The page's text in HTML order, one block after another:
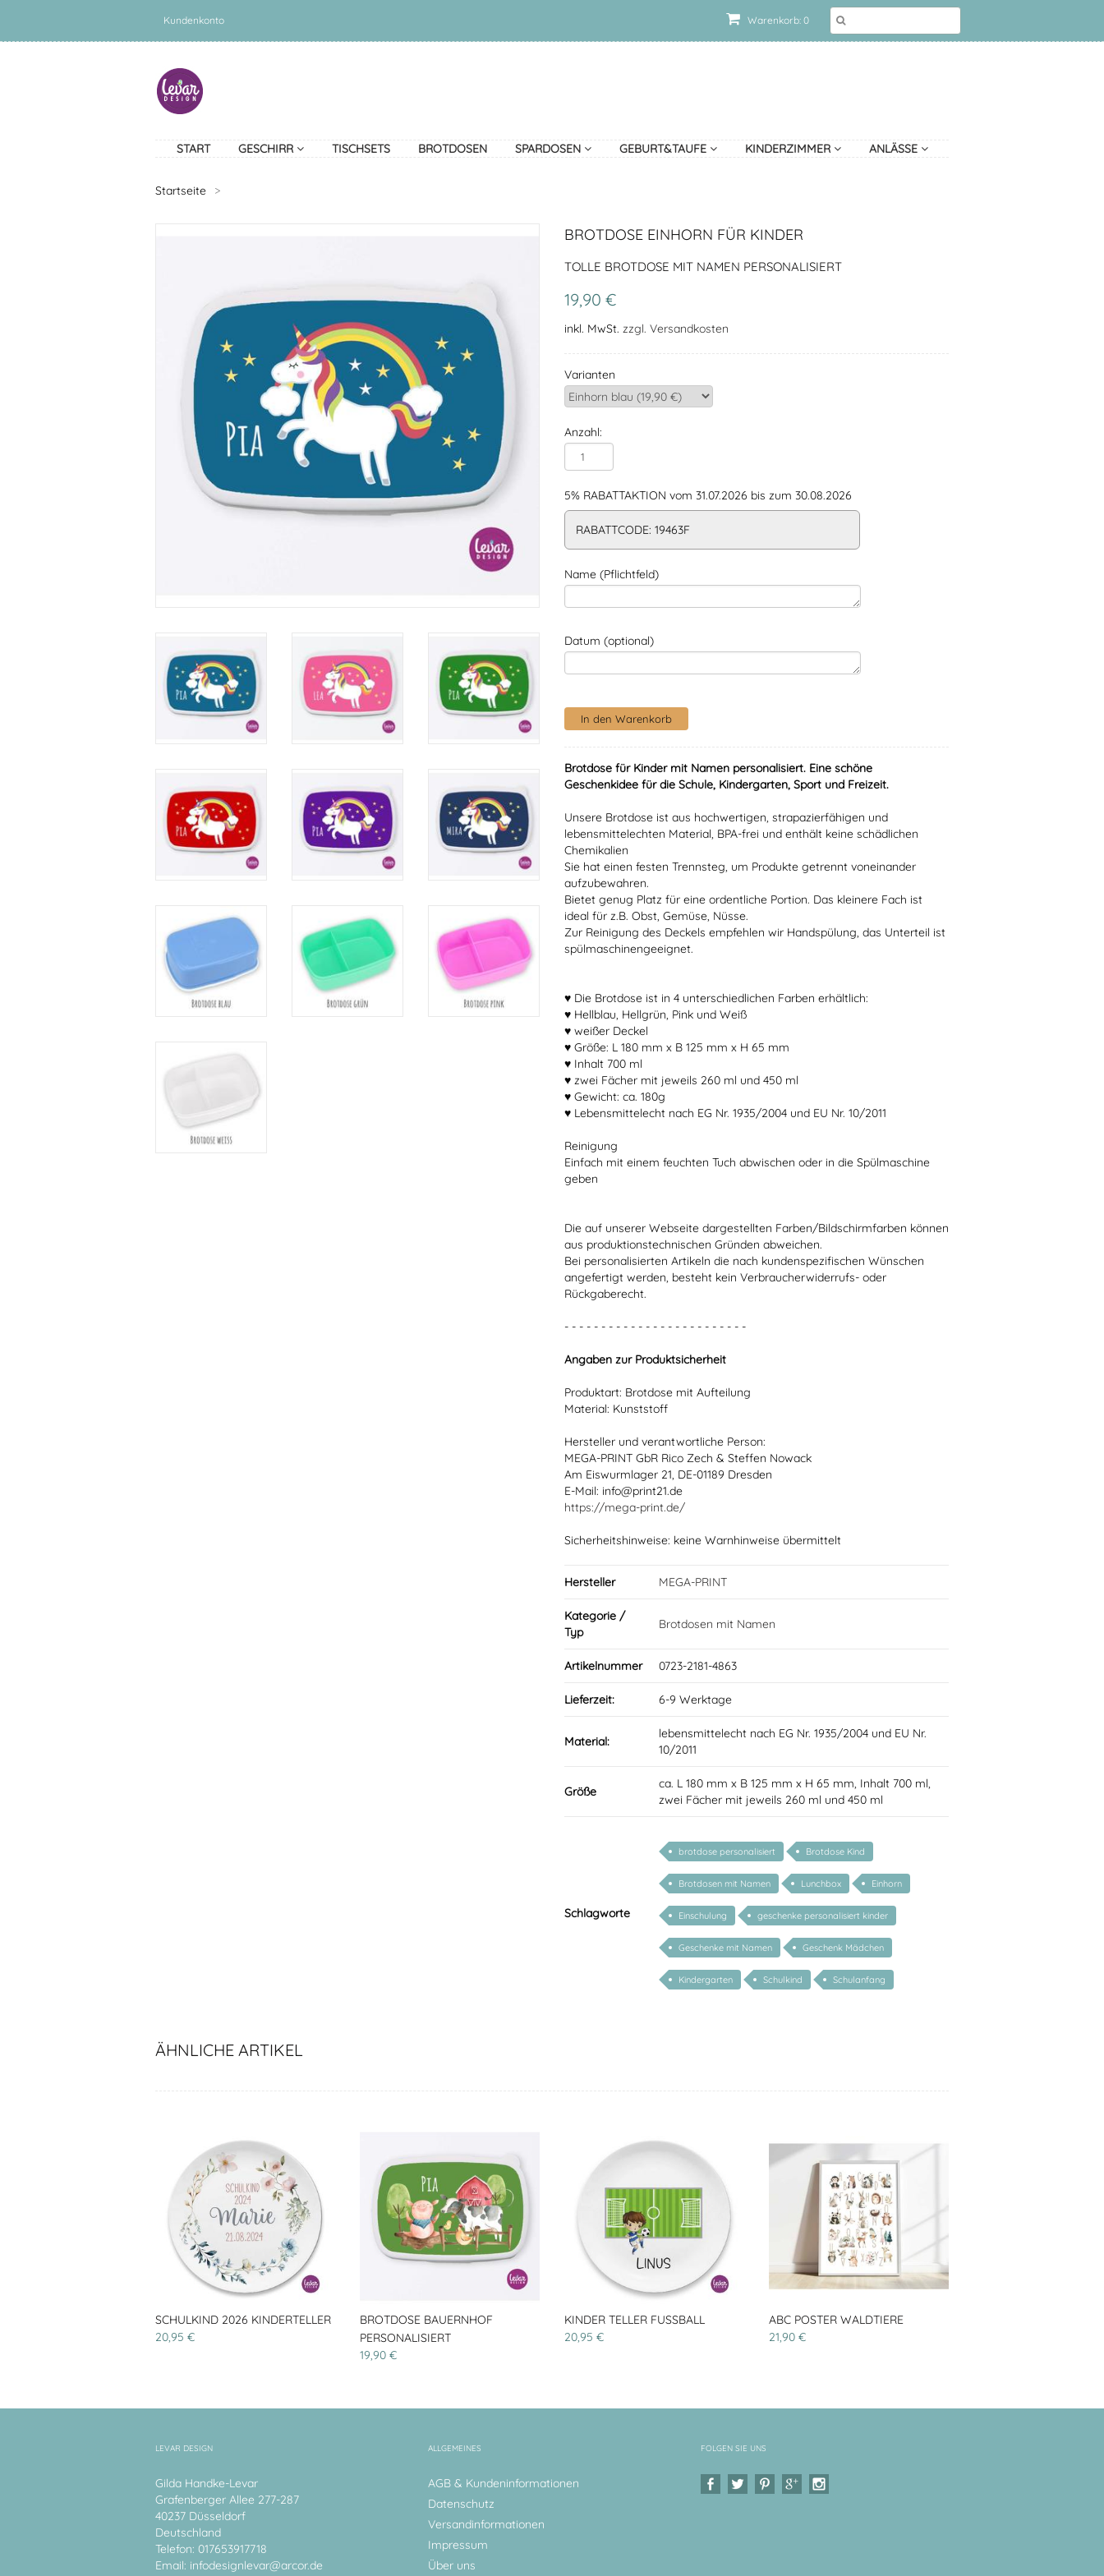
Warenkorb: 0
Kundenkonto
START GESCHIRR TISCHSETS BROTDOSEN SPARDOSEN GEBURT&TAUFE KINDERZIMMER ANLÄSSE
Startseite >
BROTDOSE EINHORN FÜR KINDER
TOLLE BROTDOSE MIT NAMEN PERSONALISIERT
19,90 €
inkl. MwSt. zzgl. Versandkosten
Varianten
Anzahl:
5% RABATTAKTION vom 31.07.2026 bis zum 30.08.2026
RABATTCODE: 19463F
Name (Pflichtfeld)
Datum (optional)
Brotdose für Kinder mit Namen personalisiert. Eine schöne
Geschenkidee für die Schule, Kindergarten, Sport und Freizeit.
Unsere Brotdose ist aus hochwertigen, strapazierfähigen und
lebensmittelechten Material, BPA-frei und enthält keine schädlichen
Chemikalien
Sie hat einen festen Trennsteg, um Produkte getrennt voneinander
aufzubewahren.
Bietet genug Platz für eine ordentliche Portion. Das kleinere Fach ist
ideal für z.B. Obst, Gemüse, Nüsse.
Zur Reinigung des Deckels empfehlen wir Handspülung, das Unterteil ist
spülmaschinengeeignet.
♥ Die Brotdose ist in 4 unterschiedlichen Farben erhältlich:
♥ Hellblau, Hellgrün, Pink und Weiß
♥ weißer Deckel
♥ Größe: L 180 mm x B 125 mm x H 65 mm
♥ Inhalt 700 ml
♥ zwei Fächer mit jeweils 260 ml und 450 ml
♥ Gewicht: ca. 180g
♥ Lebensmittelecht nach EG Nr. 1935/2004 und EU Nr. 10/2011
Reinigung
Einfach mit einem feuchten Tuch abwischen oder in die Spülmaschine
geben
Die auf unserer Webseite dargestellten Farben/Bildschirmfarben können
aus produktionstechnischen Gründen abweichen.
Bei personalisierten Artikeln die nach kundenspezifischen Wünschen
angefertigt werden, besteht kein Verbraucherwiderrufs- oder
Rückgaberecht.
- - - - - - - - - - - - - - - - - - - - - - - - -
Angaben zur Produktsicherheit
Produktart: Brotdose mit Aufteilung
Material: Kunststoff
Hersteller und verantwortliche Person:
MEGA-PRINT GbR Rico Zech & Steffen Nowack
Am Eiswurmlager 21, DE-01189 Dresden
E-Mail: info@print21.de
https://mega-print.de/
Sicherheitshinweise: keine Warnhinweise übermittelt
Hersteller MEGA-PRINT
Kategorie /
Typ
Brotdosen mit Namen
Artikelnummer 0723-2181-4863
Lieferzeit: 6-9 Werktage
Material:
lebensmittelecht nach EG Nr. 1935/2004 und EU Nr.
10/2011
Größe
ca. L 180 mm x B 125 mm x H 65 mm, Inhalt 700 ml,
zwei Fächer mit jeweils 260 ml und 450 ml
Schlagworte
brotdose personalisiert Brotdose Kind
Brotdosen mit Namen Lunchbox Einhorn
Einschulung geschenke personalisiert kinder
Geschenke mit Namen Geschenk Mädchen
Kindergarten Schulkind Schulanfang
ÄHNLICHE ARTIKEL
SCHULKIND 2026 KINDERTELLER
20,95 €
BROTDOSE BAUERNHOF
PERSONALISIERT
19,90 €
KINDER TELLER FUSSBALL
20,95 €
ABC POSTER WALDTIERE
21,90 €
LEVAR DESIGN
Gilda Handke-Levar
Grafenberger Allee 277-287
40237 Düsseldorf
Deutschland
Telefon: 017653917718
Email: infodesignlevar@arcor.de
ALLGEMEINES
AGB & Kundeninformationen
Datenschutz
Versandinformationen
Impressum
Über uns
FOLGEN SIE UNS